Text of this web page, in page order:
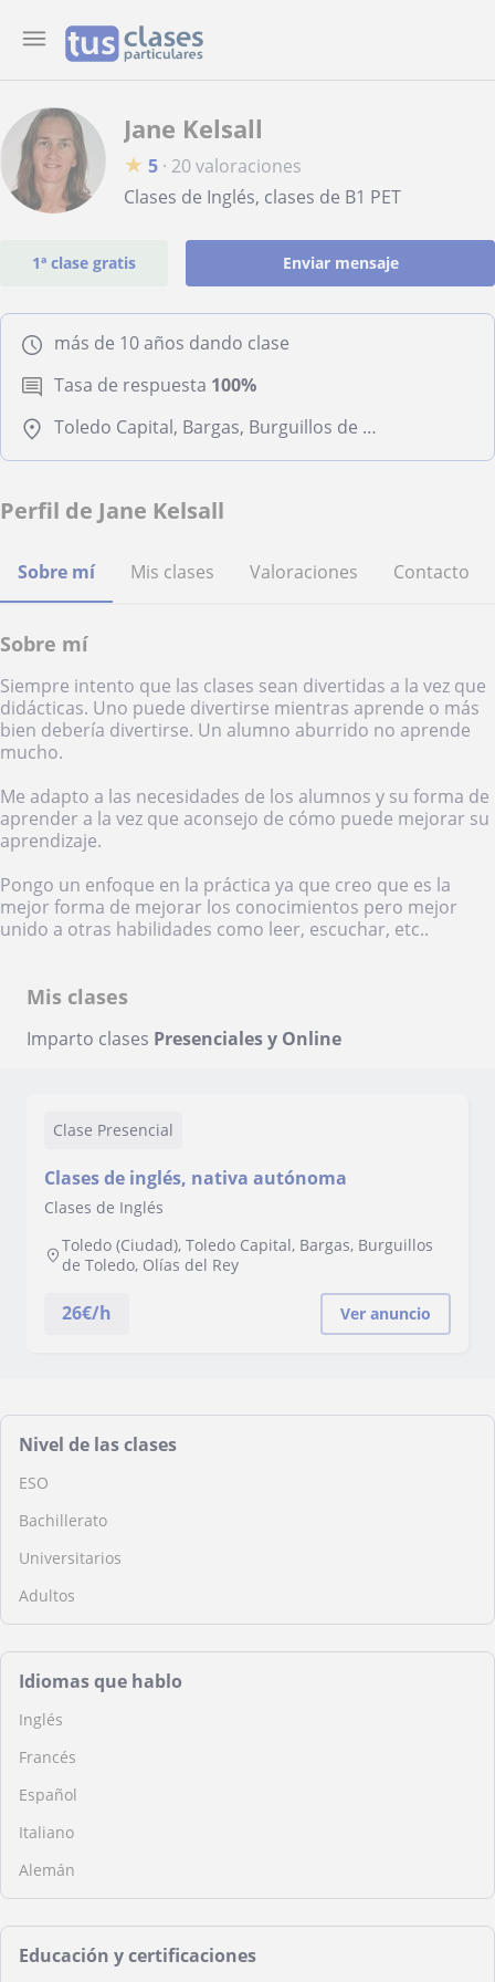
Jane Kelsall
★ 5 · 20 valoraciones
Clases de Inglés, clases de B1 PET
1ª clase gratis Enviar mensaje
más de 10 años dando clase
Tasa de respuesta 100%
Toledo Capital, Bargas, Burguillos de Toledo, Olías del Rey
Perfil de Jane Kelsall
Sobre mí Mis clases Valoraciones Contacto
Sobre mí
Siempre intento que las clases sean divertidas a la vez que
didácticas. Uno puede divertirse mientras aprende o más
bien debería divertirse. Un alumno aburrido no aprende
mucho.
Me adapto a las necesidades de los alumnos y su forma de
aprender a la vez que aconsejo de cómo puede mejorar su
aprendizaje.
Pongo un enfoque en la práctica ya que creo que es la
mejor forma de mejorar los conocimientos pero mejor
unido a otras habilidades como leer, escuchar, etc..
Mis clases
Imparto clases Presenciales y Online
Clase Presencial
Clases de inglés, nativa autónoma
Clases de Inglés
Toledo (Ciudad), Toledo Capital, Bargas, Burguillos
de Toledo, Olías del Rey
26€/h Ver anuncio
Nivel de las clases
ESO
Bachillerato
Universitarios
Adultos
Idiomas que hablo
Inglés
Francés
Español
Italiano
Alemán
Educación y certificaciones